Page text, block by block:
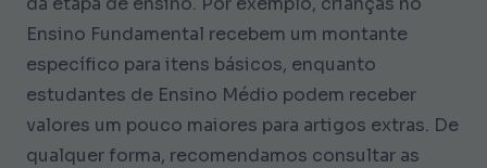
Ensino Fundamental recebem um montante
específico para itens básicos, enquanto
estudantes de Ensino Médio podem receber
valores um pouco maiores para artigos extras. De
qualquer forma, recomendamos consultar as